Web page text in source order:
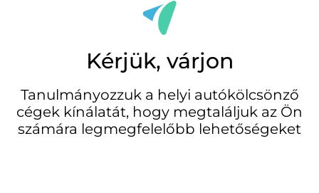
Kérjük, várjon
Tanulmányozzuk a helyi autókölcsönző
cégek kínálatát, hogy megtaláljuk az Ön
számára legmegfelelőbb lehetőségeket